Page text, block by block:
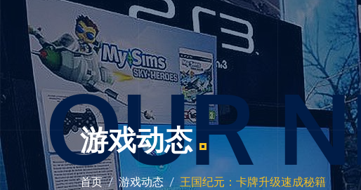
OUR
游戏动态
首页 游戏动态 王国纪元：卡牌升级速成秘籍